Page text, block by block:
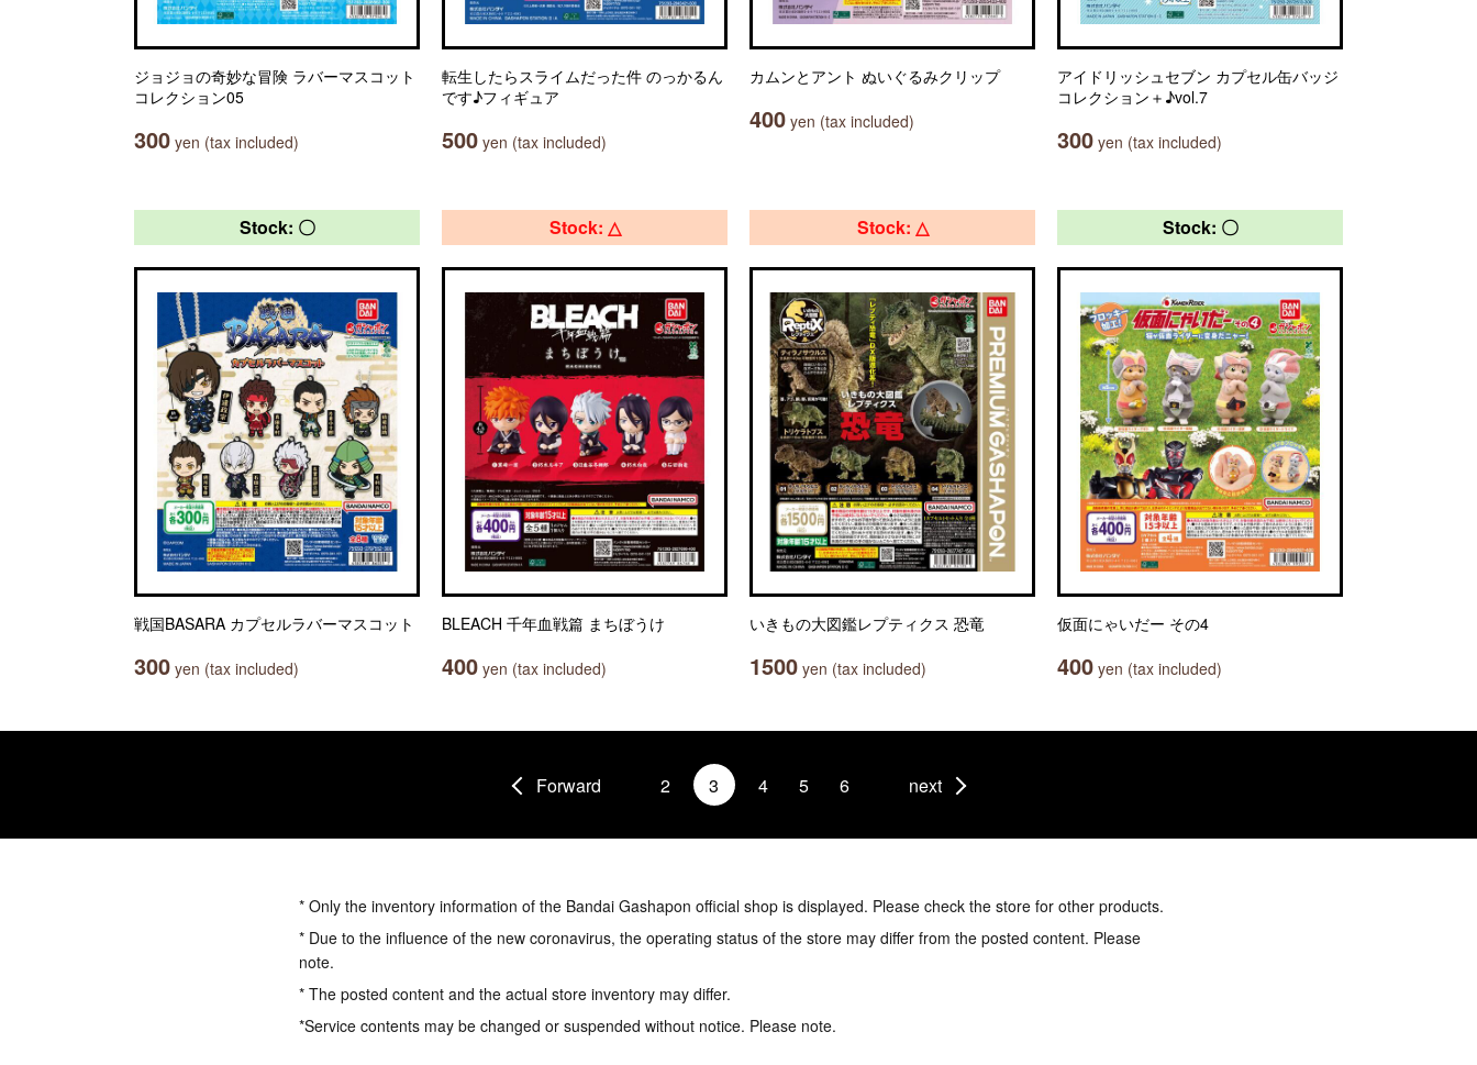
ジョジョの奇妙な冒険 ラバーマスコット
コレクション05
300 yen (tax included)
転生したらスライムだった件 のっかるん
です♪フィギュア
500 yen (tax included)
カムンとアント ぬいぐるみクリップ
400 yen (tax included)
アイドリッシュセブン カプセル缶バッジ
コレクション＋♪vol.7
300 yen (tax included)
Stock: 〇
戦国BASARA カプセルラバーマスコット
300 yen (tax included)
Stock: △
BLEACH 千年血戦篇 まちぼうけ
400 yen (tax included)
Stock: △
いきもの大図鑑レプティクス 恐竜
1500 yen (tax included)
Stock: 〇
仮面にゃいだー その4
400 yen (tax included)
Forward 2 3 4 5 6 next
* Only the inventory information of the Bandai Gashapon official shop is displayed. Please check the store for other products.
* Due to the influence of the new coronavirus, the operating status of the store may differ from the posted content. Please
note.
* The posted content and the actual store inventory may differ.
*Service contents may be changed or suspended without notice. Please note.